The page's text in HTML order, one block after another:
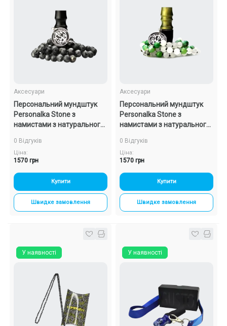
Аксесуари
Персональний мундштук
Personalka Stone з
намистами з натурального
0 Відгуків
Ціна:
1570 грн
Купити
Швидке замовлення
Аксесуари
Персональний мундштук
Personalka Stone з
намистами з натурального
0 Відгуків
Ціна:
1570 грн
Купити
Швидке замовлення
У наявності У наявності